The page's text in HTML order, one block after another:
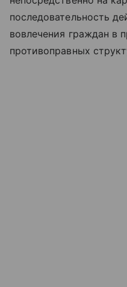
последовательность
вовлечения граждан в
противоправных